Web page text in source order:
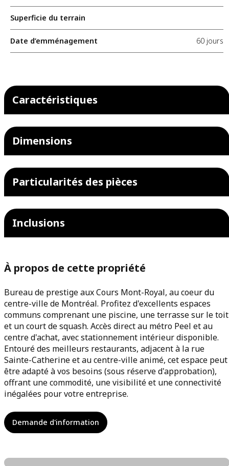
Superficie du terrain
Date d’emménagement 60 jours
Caractéristiques
Dimensions
Particularités des pièces
Inclusions
À propos de cette propriété
Bureau de prestige aux Cours Mont-Royal, au coeur du
centre-ville de Montréal. Profitez d'excellents espaces
communs comprenant une piscine, une terrasse sur le toit
et un court de squash. Accès direct au métro Peel et au
centre d'achat, avec stationnement intérieur disponible.
Entouré des meilleurs restaurants, adjacent à la rue
Sainte-Catherine et au centre-ville animé, cet espace peut
être adapté à vos besoins (sous réserve d'approbation),
offrant une commodité, une visibilité et une connectivité
inégalées pour votre entreprise.
Demande d'information